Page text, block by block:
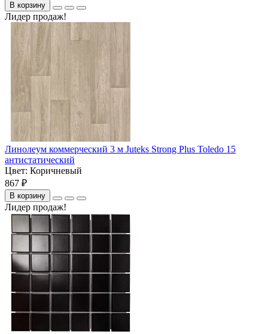
В корзину
Лидер продаж!
Линолеум коммерческий 3 м Juteks Strong Plus Toledo 15
антистатический
Цвет: Коричневый
867 ₽
В корзину
Лидер продаж!